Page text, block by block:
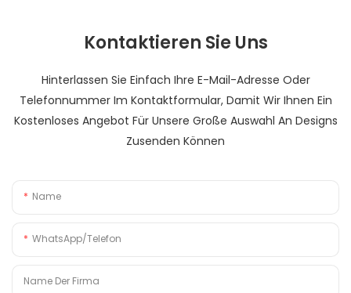
Kontaktieren Sie Uns
Hinterlassen Sie Einfach Ihre E-Mail-Adresse Oder
Telefonnummer Im Kontaktformular, Damit Wir Ihnen Ein
Kostenloses Angebot Für Unsere Große Auswahl An Designs
Zusenden Können
Name
WhatsApp/Telefon
Name Der Firma